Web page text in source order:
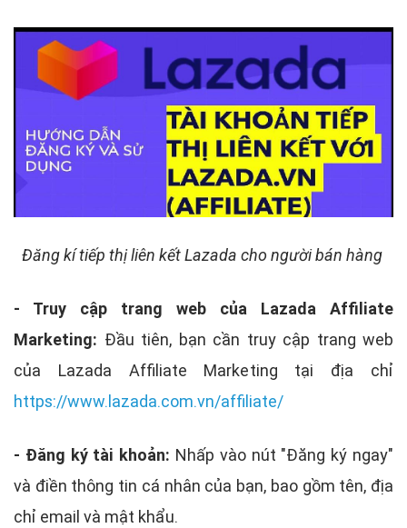
Đăng kí tiếp thị liên kết Lazada cho người bán hàng
- Truy cập trang web của Lazada Affiliate
Marketing: Đầu tiên, bạn cần truy cập trang web
của Lazada Affiliate Marketing tại địa chỉ
https://www.lazada.com.vn/affiliate/
- Đăng ký tài khoản: Nhấp vào nút "Đăng ký ngay"
và điền thông tin cá nhân của bạn, bao gồm tên, địa
chỉ email và mật khẩu.